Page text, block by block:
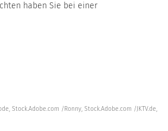
haben Sie bei einer
Stock.Adobe.com /Ronny, Stock.Adobe.com /JKTV.de,